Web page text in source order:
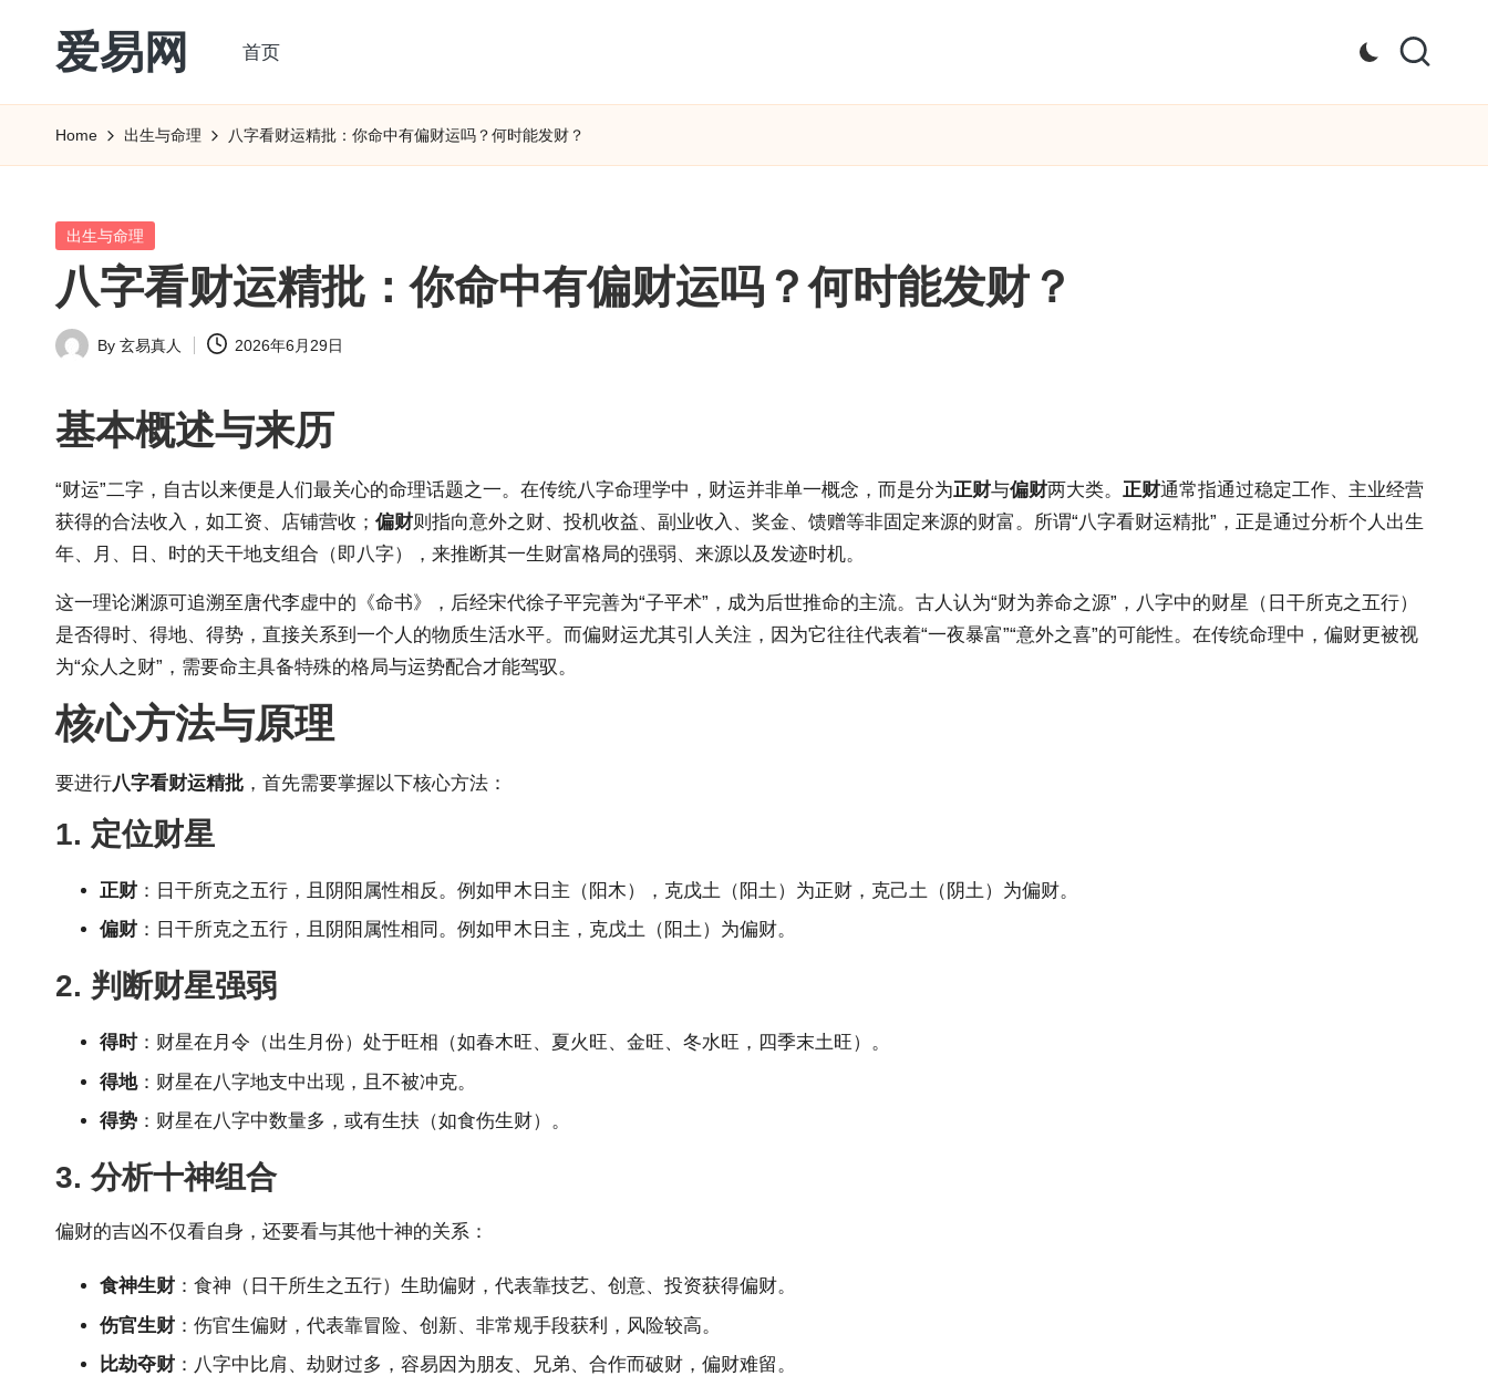
爱易网
历
阳
转
农
历
历
询
_2ebc.com
首页
Home 出生与命理 八字看财运精批：你命中有偏财运吗？何时能发财？
Posted
出生与命理
八字看财运精批：你命中有偏财运吗？何时能发财？
Posted
By 玄易真人 2026年6月29日
基本概述与来历
“财运”二字，自古以来便是人们最关心的命理话题之一。在传统八字命理学中，财运并非单一概念，而是分为正财与偏财两大类。 正财通常指通过稳定工作、主业经营
获得的合法收入，如工资、店铺营收； 偏财则指向意外之财、投机收益、副业收入、奖金、馈赠等非固定来源的财富。所谓“八字看财运精批”，正是通过分析个人出生
年、月、日、时的天干地支组合（即八字），来推断其一生财富格局的强弱、来源以及发迹时机。
这一理论渊源可追溯至唐代李虚中的《命书》，后经宋代徐子平完善为“子平术”，成为后世推命的主流。古人认为“财为养命之源”，八字中的财星（日干所克之五行）
是否得时、得地、得势，直接关系到一个人的物质生活水平。而偏财运尤其引人关注，因为它往往代表着“一夜暴富”“意外之喜”的可能性。在传统命理中，偏财更被视
为“众人之财”，需要命主具备特殊的格局与运势配合才能驾驭。
核心方法与原理
要进行八字看财运精批 ，首先需要掌握以下核心方法：
1. 定位财星
正财 ：日干所克之五行，且阴阳属性相反。例如甲木日主（阳木），克戊土（阳土）为正财，克己土（阴土）为偏财。
偏财 ：日干所克之五行，且阴阳属性相同。例如甲木日主，克戊土（阳土）为偏财。
2. 判断财星强弱
得时：财星在月令（出生月份）处于旺相（如春木旺、夏火旺、金旺、冬水旺，四季末土旺）。
得地：财星在八字地支中出现，且不被冲克。
得势 ：财星在八字中数量多，或有生扶（如食伤生财）。
3. 分析十神组合
偏财的吉凶不仅看自身，还要看与其他十神的关系：
食神生财 ：食神（日干所生之五行）生助偏财，代表靠技艺、创意、投资获得偏财。
伤官生财 ：伤官生偏财，代表靠冒险、创新、非常规手段获利，风险较高。
比劫夺财 ：八字中比肩、劫财过多，容易因为朋友、兄弟、合作而破财，偏财难留。